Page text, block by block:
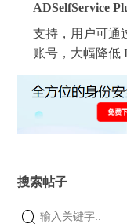
ADSelfService
支持，用户可通
账号，大幅降低
搜索帖子